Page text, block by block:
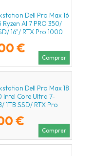
Dell Pro Max 16
Ryzen AI 7 PRO 350/
16"/ RTX Pro 1000
€
Comprar
Dell Pro Max 18
Intel Core Ultra 7-
1TB SSD/ RTX Pro
€
Comprar